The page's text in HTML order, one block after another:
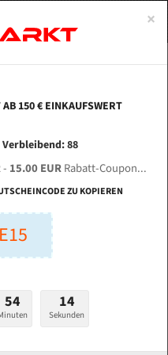
mm Bi-Metall
mm
×
150 € EINKAUFSWERT
88
- 15.00 EURRabatt-Coupon...
ZU KOPIEREN
54 14
Sekunden